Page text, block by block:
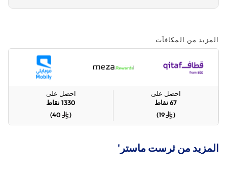
المزيد من المكافآت
احصل على
67 نقاط
(
19
)
احصل على
1330 نقاط
(
40
)
المزيد من ثرست ماستر'